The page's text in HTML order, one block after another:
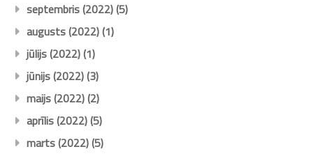
septembris (2022)(5)
augusts (2022)(1)
jūlijs (2022)(1)
jūnijs (2022)(3)
maijs (2022)(2)
aprīlis (2022)(5)
marts (2022)(5)